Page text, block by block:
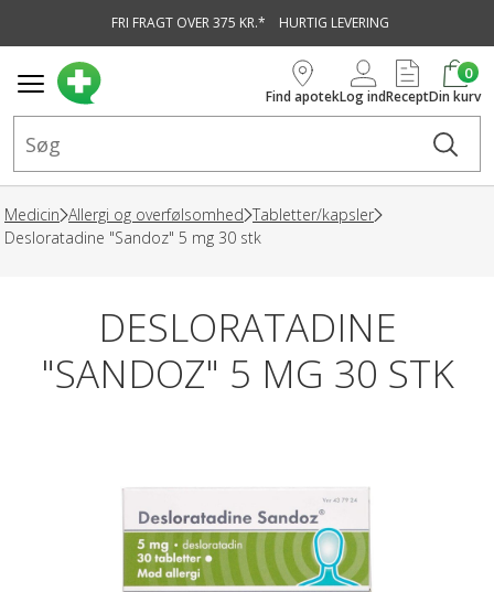
FRI FRAGT OVER 375 KR.* HURTIG LEVERING
Find apotekLog indRecept
0
Din kurv
Medicin Allergi og overfølsomhed Tabletter/kapsler
Desloratadine "Sandoz" 5 mg 30 stk
DESLORATADINE
"SANDOZ" 5 MG 30 STK